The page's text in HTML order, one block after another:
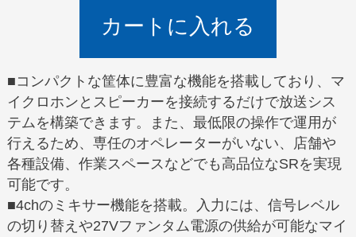
カートに入れる
■コンパクトな筐体に豊富な機能を搭載しており、マ
イクロホンとスピーカーを接続するだけで放送シス
テムを構築できます。また、最低限の操作で運用が
行えるため、専任のオペレーターがいない、店舗や
各種設備、作業スペースなどでも高品位なSRを実現
可能です。
■4chのミキサー機能を搭載。入力には、信号レベル
の切り替えや27Vファンタム電源の供給が可能なマイ